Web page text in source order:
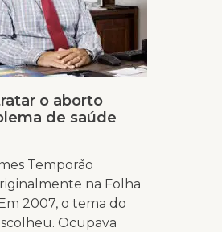
o aborto
de saúde
Temporão
na Folha
2007, o tema do
Ocupava